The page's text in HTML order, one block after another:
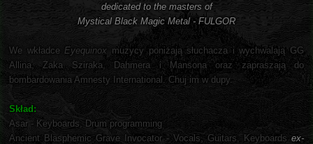
dedicated to the masters of
Mystical Black Magic Metal - FULGOR
We wkładce Eyequinox muzycy poniżają słuchacza i wychwalają GG
Allina, Żaka Sziraka, Dahmera i Mansona oraz zapraszają do
bombardowania Amnesty International. Chuj im w dupy.
Skład:
Asar - Keyboards, Drum programming
Ancient Blasphemic Grave Invocator - Vocals, Guitars, Keyboardsex-